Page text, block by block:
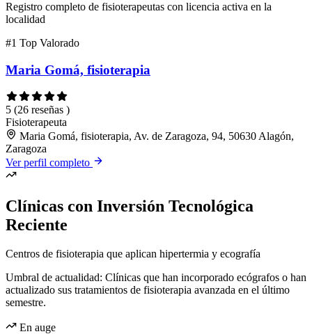
Registro completo de fisioterapeutas con licencia activa en la
localidad
#1 Top Valorado
Maria Gomá, fisioterapia
5 (26 reseñas )
Fisioterapeuta
Maria Gomá, fisioterapia, Av. de Zaragoza, 94, 50630 Alagón,
Zaragoza
Ver perfil completo
Clínicas con Inversión Tecnológica
Reciente
Centros de fisioterapia que aplican hipertermia y ecografía
Umbral de actualidad: Clínicas que han incorporado ecógrafos o han
actualizado sus tratamientos de fisioterapia avanzada en el último
semestre.
En auge